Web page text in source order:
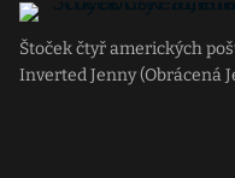
Štoček čtyř amerických
Inverted Jenny (Obrácená